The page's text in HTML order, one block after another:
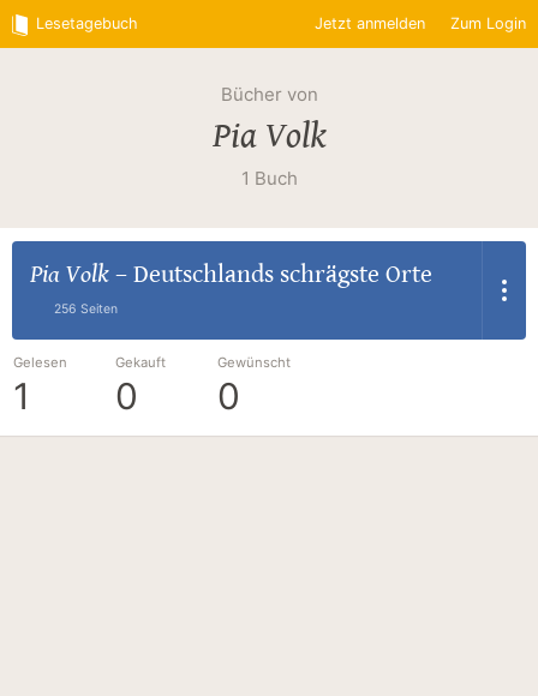
Lesetagebuch Jetzt anmelden Zum Login
Bücher von
Pia Volk
1 Buch
Pia Volk– Deutschlands schrägste Orte
256 Seiten
Gelesen
1
Gekauft
0
Gewünscht
0